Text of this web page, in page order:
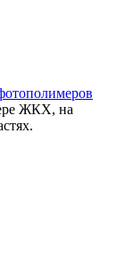
ЖКХ, на